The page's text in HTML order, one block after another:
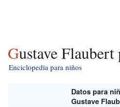
Gustave
Enciclopedia para niños
Datos para
Gustave